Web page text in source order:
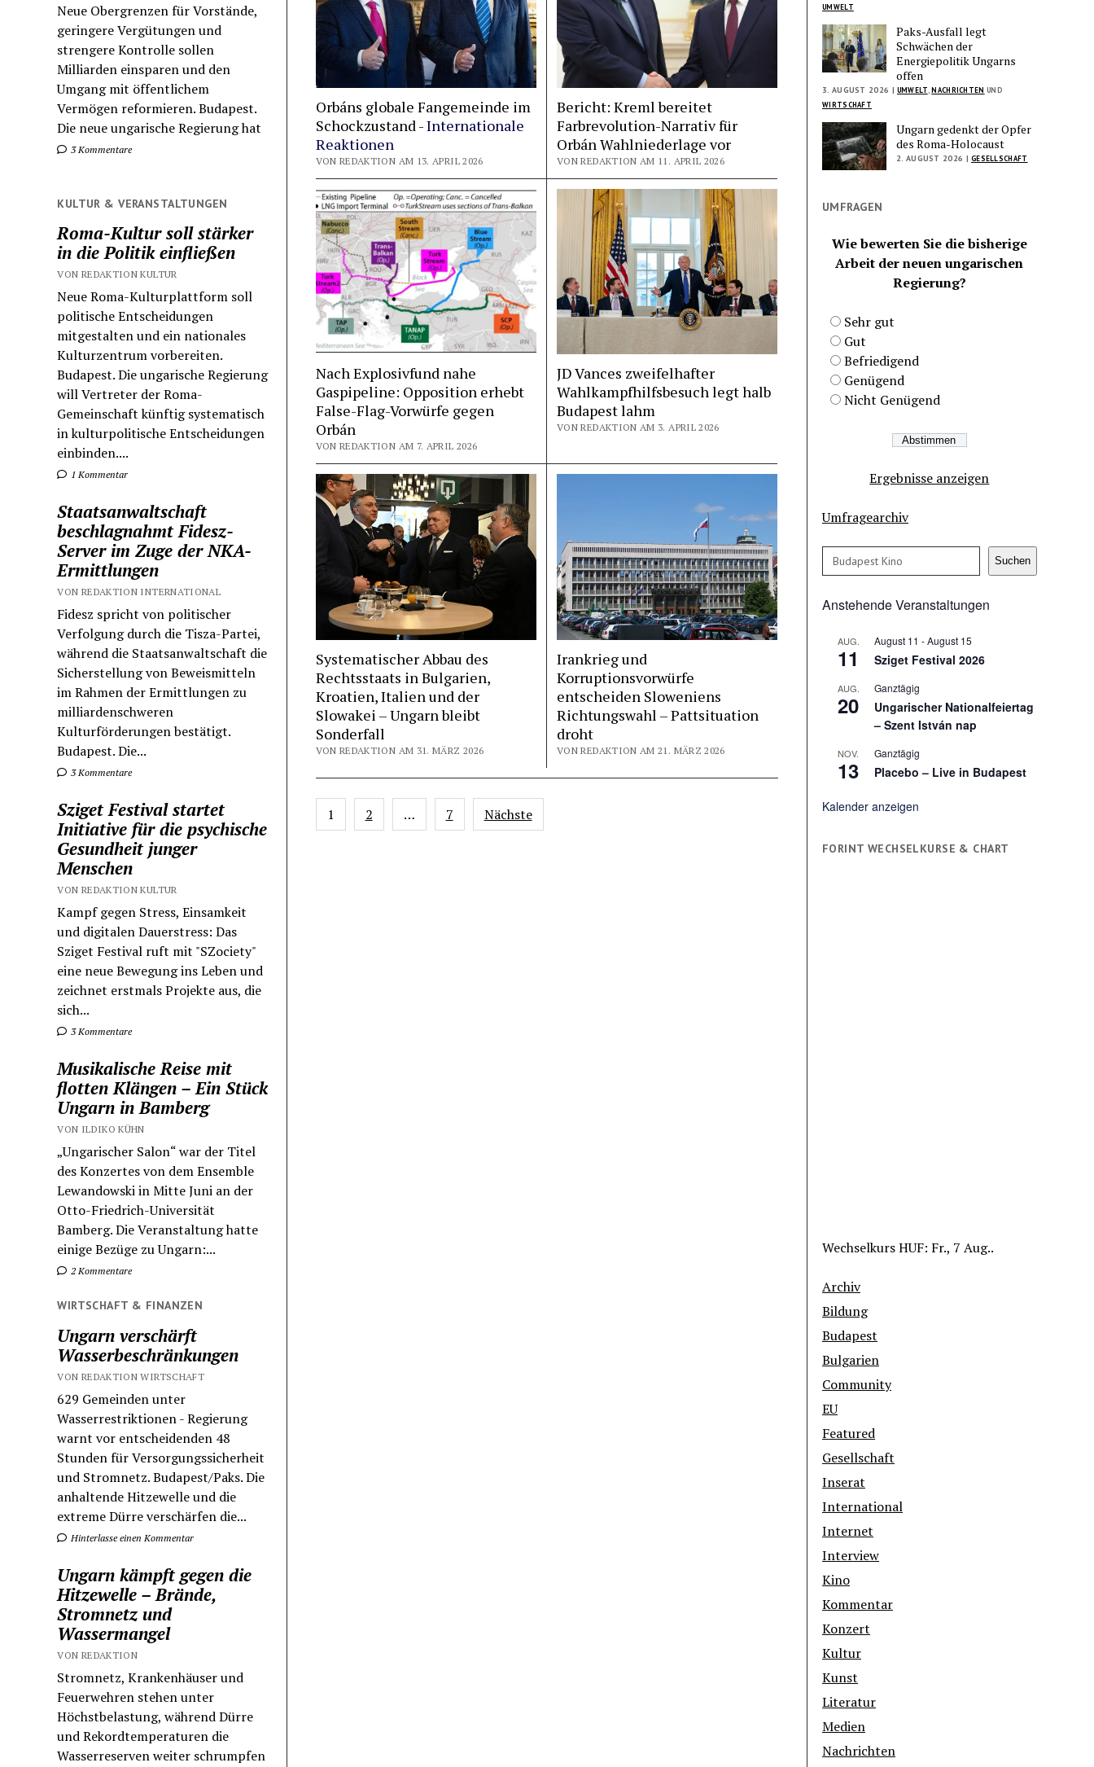
Neue Obergrenzen für Vorstände,
geringere Vergütungen und
strengere Kontrolle sollen
Milliarden einsparen und den
Umgang mit öffentlichem
Vermögen reformieren. Budapest.
Die neue ungarische Regierung hat
3 Kommentare
KULTUR & VERANSTALTUNGEN
Roma-Kultur soll stärker
in die Politik einfließen
VON REDAKTION KULTUR
Neue Roma-Kulturplattform soll
politische Entscheidungen
mitgestalten und ein nationales
Kulturzentrum vorbereiten.
Budapest. Die ungarische Regierung
will Vertreter der Roma-
Gemeinschaft künftig systematisch
in kulturpolitische Entscheidungen
einbinden....
1 Kommentar
Staatsanwaltschaft
beschlagnahmt Fidesz-
Server im Zuge der NKA-
Ermittlungen
VON REDAKTION INTERNATIONAL
Fidesz spricht von politischer
Verfolgung durch die Tisza-Partei,
während die Staatsanwaltschaft die
Sicherstellung von Beweismitteln
im Rahmen der Ermittlungen zu
milliardenschweren
Kulturförderungen bestätigt.
Budapest. Die...
3 Kommentare
Sziget Festival startet
Initiative für die psychische
Gesundheit junger
Menschen
VON REDAKTION KULTUR
Kampf gegen Stress, Einsamkeit
und digitalen Dauerstress: Das
Sziget Festival ruft mit "SZociety"
eine neue Bewegung ins Leben und
zeichnet erstmals Projekte aus, die
sich...
3 Kommentare
Musikalische Reise mit
flotten Klängen – Ein Stück
Ungarn in Bamberg
VON ILDIKO KÜHN
„Ungarischer Salon“ war der Titel
des Konzertes von dem Ensemble
Lewandowski in Mitte Juni an der
Otto-Friedrich-Universität
Bamberg. Die Veranstaltung hatte
einige Bezüge zu Ungarn:...
2 Kommentare
WIRTSCHAFT & FINANZEN
Ungarn verschärft
Wasserbeschränkungen
VON REDAKTION WIRTSCHAFT
629 Gemeinden unter
Wasserrestriktionen - Regierung
warnt vor entscheidenden 48
Stunden für Versorgungssicherheit
und Stromnetz. Budapest/Paks. Die
anhaltende Hitzewelle und die
extreme Dürre verschärfen die...
Hinterlasse einen Kommentar
Ungarn kämpft gegen die
Hitzewelle – Brände,
Stromnetz und
Wassermangel
VON REDAKTION
Stromnetz, Krankenhäuser und
Feuerwehren stehen unter
Höchstbelastung, während Dürre
und Rekordtemperaturen die
Wasserreserven weiter schrumpfen
Orbáns globale Fangemeinde im
Schockzustand -Internationale
Reaktionen
VON REDAKTION AM 13. APRIL 2026
Bericht: Kreml bereitet
Farbrevolution-Narrativ für
Orbán Wahlniederlage vor
VON REDAKTION AM 11. APRIL 2026
Nach Explosivfund nahe
Gaspipeline: Opposition erhebt
False-Flag-Vorwürfe gegen
Orbán
VON REDAKTION AM 7. APRIL 2026
JD Vances zweifelhafter
Wahlkampfhilfsbesuch legt halb
Budapest lahm
VON REDAKTION AM 3. APRIL 2026
Systematischer Abbau des
Rechtsstaats in Bulgarien,
Kroatien, Italien und der
Slowakei – Ungarn bleibt
Sonderfall
VON REDAKTION AM 31. MÄRZ 2026
Irankrieg und
Korruptionsvorwürfe
entscheiden Sloweniens
Richtungswahl – Pattsituation
droht
VON REDAKTION AM 21. MÄRZ 2026
Seitennummerierung
der
1 2 … 7 Nächste
UMWELT
Paks-Ausfall legt
Schwächen der
Energiepolitik Ungarns
offen
3. AUGUST 2026 | UMWELT ,NACHRICHTEN UND
WIRTSCHAFT
Ungarn gedenkt der Opfer
des Roma-Holocaust
2. AUGUST 2026 | GESELLSCHAFT
UMFRAGEN
Wie bewerten Sie die bisherige
Arbeit der neuen ungarischen
Regierung?
Sehr gut
Gut
Befriedigend
Genügend
Nicht Genügend
Ergebnisse anzeigen
Umfragearchiv
Suchen Suchen
Anstehende Veranstaltungen
AUG.
11
August 11 -August 15
Sziget Festival 2026
AUG.
20
Ganztägig
Ungarischer Nationalfeiertag
– Szent István nap
NOV.
13
Ganztägig
Placebo – Live in Budapest
Kalender anzeigen
FORINT WECHSELKURSE & CHART
WechselkursHUF: Fr., 7 Aug..
Archiv
Bildung
Budapest
Bulgarien
Community
EU
Featured
Gesellschaft
Inserat
International
Internet
Interview
Kino
Kommentar
Konzert
Kultur
Kunst
Literatur
Medien
Nachrichten